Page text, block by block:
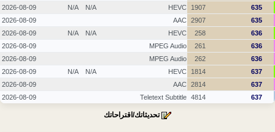
635
1907
HEVC
N/A
N/A
2026-08-09
635
2907
AAC
2026-08-09
636
258
HEVC
N/A
N/A
2026-08-09
636
261
MPEG Audio
2026-08-09
636
262
MPEG Audio
2026-08-09
637
1814
HEVC
N/A
N/A
2026-08-09
637
2814
AAC
2026-08-09
637
4814
Teletext Subtitle
2026-08-09
تحديثاتك/اقتراحاتك